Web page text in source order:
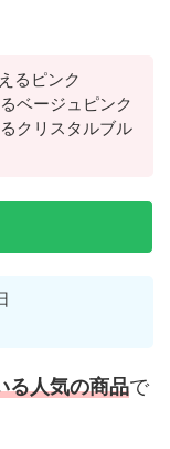
るピンク
ベージュピンク
クリスタルブル
る人気の商品で